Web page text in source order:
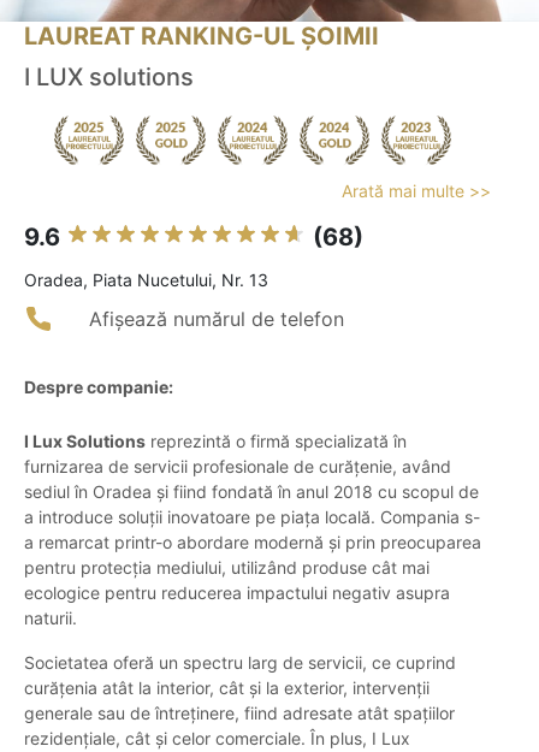
LAUREAT RANKING-UL ȘOIMII
I LUX solutions
Arată mai multe >>
9.6 (68)
Oradea, Piata Nucetului, Nr. 13
Afișează numărul de telefon
Despre companie:
I Lux Solutions reprezintă o firmă specializată în
furnizarea de servicii profesionale de curățenie, având
sediul în Oradea și fiind fondată în anul 2018 cu scopul de
a introduce soluții inovatoare pe piața locală. Compania s-
a remarcat printr-o abordare modernă și prin preocuparea
pentru protecția mediului, utilizând produse cât mai
ecologice pentru reducerea impactului negativ asupra
naturii.
Societatea oferă un spectru larg de servicii, ce cuprind
curățenia atât la interior, cât și la exterior, intervenții
generale sau de întreținere, fiind adresate atât spațiilor
rezidențiale, cât și celor comerciale. În plus, I Lux